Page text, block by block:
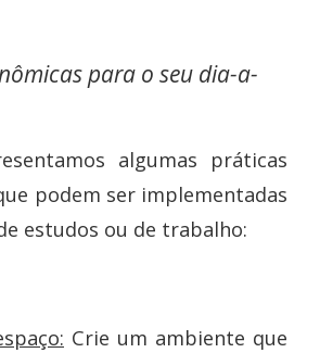
para o seu dia-a-
algumas práticas
podem ser implementadas
estudos ou de trabalho:
Crie um ambiente que